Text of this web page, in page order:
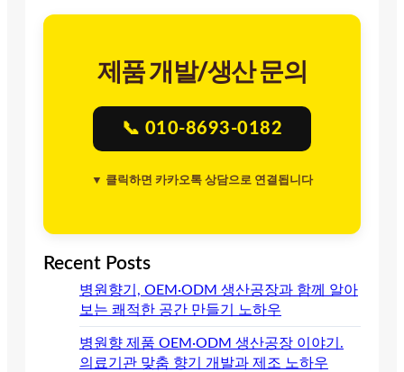
제품 개발/생산 문의
📞 010-8693-0182
▼ 클릭하면 카카오톡 상담으로 연결됩니다
Recent Posts
병원향기, OEM·ODM 생산공장과 함께 알아
보는 쾌적한 공간 만들기 노하우
병원향 제품 OEM·ODM 생산공장 이야기.
의료기관 맞춤 향기 개발과 제조 노하우